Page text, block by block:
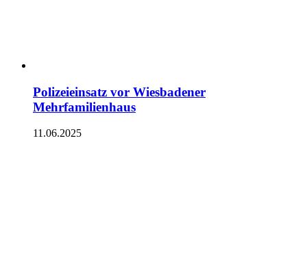
Polizeieinsatz vor Wiesbadener
Mehrfamilienhaus
11.06.2025